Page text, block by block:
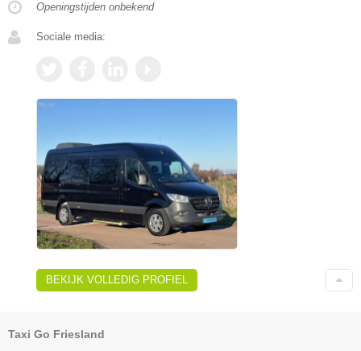
Openingstijden onbekend
Sociale media:
BEKIJK VOLLEDIG PROFIEL
Taxi Go Friesland